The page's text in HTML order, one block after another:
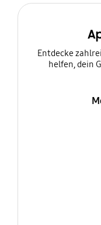
Entdecke
helfen, dein